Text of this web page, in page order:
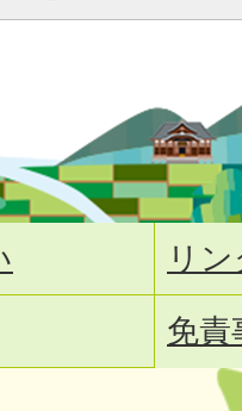
リ
免責